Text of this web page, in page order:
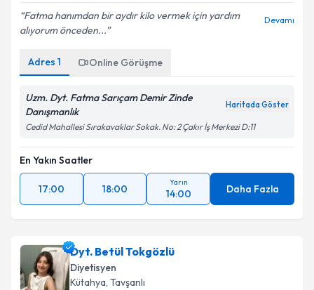
Fatma hanımdan bir aydır kilo vermek için yardım
alıyorum önceden...
Devamı
Adres 1 Online Görüşme
Uzm. Dyt. Fatma Sarıçam Demir Zinde
Danışmanlık
Haritada Göster
Cedid Mahallesi Sırakavaklar Sokak. No: 2 Çakır İş Merkezi D:11
En Yakın Saatler
17:00 18:00
Yarın
14:00 Daha Fazla
Dyt. Betül Tokgözlü
Diyetisyen
Kütahya, Tavşanlı